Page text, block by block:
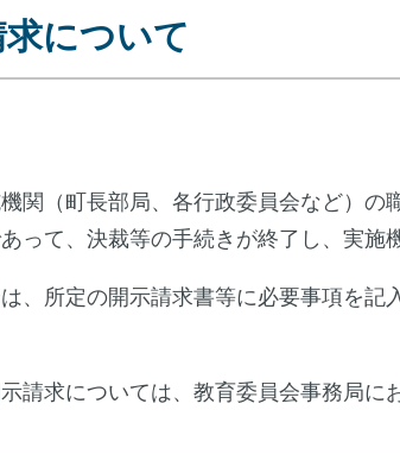
について
関（町長部局、各行政委員会など）の
って、決裁等の手続きが終了し、実施
、所定の開示請求書等に必要事項を記
請求については、教育委員会事務局に